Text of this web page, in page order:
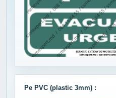
Pe PVC (plastic 3mm) :